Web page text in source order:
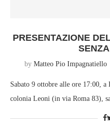
PRESENTAZIONE
by Matteo Pio Impagnatiello
Sabato 9 ottobre alle ore 17:00, a
colonia Leoni (in via Roma 83),